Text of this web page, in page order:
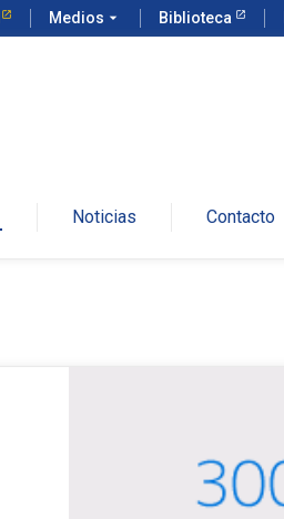
Medios arrow_drop_down Biblioteca
Noticias Contacto